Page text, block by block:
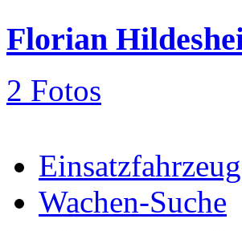
Florian
2 Fotos
Wachen-Suche